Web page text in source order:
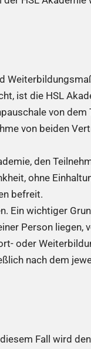
ist die HSL
von dem
von beiden
den
ohne
befreit.
Ein wichtiger
Person liegen,
oder
nach dem
Fall wird